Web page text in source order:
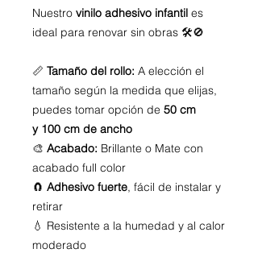
Nuestro vinilo adhesivo infantil es
ideal para renovar sin obras 🛠️🚫
📏 Tamaño del rollo: A elección el
tamaño según la medida que elijas,
puedes tomar opción de 50 cm
y 100 cm de ancho
🎨 Acabado: Brillante o Mate con
acabado full color
🧲 Adhesivo fuerte, fácil de instalar y
retirar
💧 Resistente a la humedad y al calor
moderado